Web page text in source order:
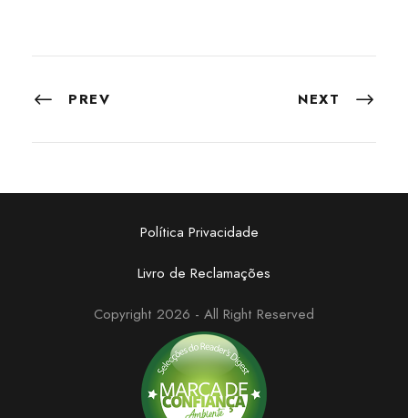
PREV NEXT
Política Privacidade
Livro de Reclamações
Copyright 2026 - All Right Reserved